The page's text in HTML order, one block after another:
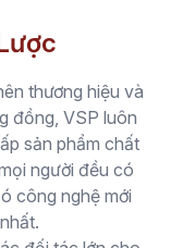
thương hiệu và
đồng, VSP luôn
sản phẩm chất
người đều có
công nghệ mới